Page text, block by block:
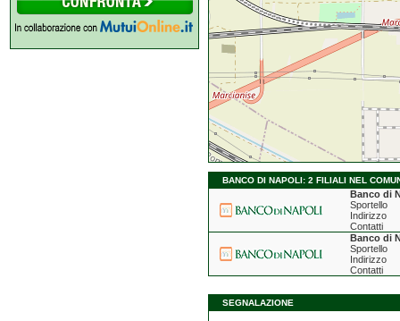
BANCO DI NAPOLI: 2 FILIALI NEL
Banco di
Sportello
Indirizzo
Contatti
Banco di
Sportello
Indirizzo
Contatti
SEGNALAZIONE